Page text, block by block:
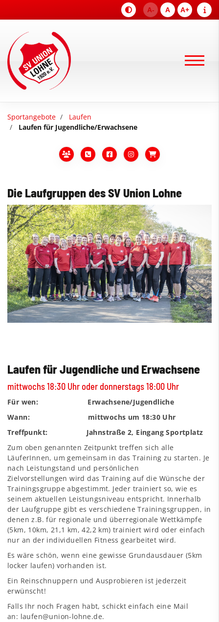
A- A A+
Sportangebote
Laufen
Laufen für Jugendliche/Erwachsene
Die Laufgruppen des SV Union Lohne
Laufen für Jugendliche und Erwachsene
mittwochs 18:30 Uhr oder donnerstags 18:00 Uhr
Für wen: Erwachsene/Jugendliche
Wann: mittwochs um 18:30 Uhr
Treffpunkt: Jahnstraße 2, Eingang Sportplatz
Zum oben genannten Zeitpunkt treffen sich alle
LäuferInnen, um gemeinsam in das Training zu starten. Je
nach Leistungstand und persönlichen
Zielvorstellungen wird das Training auf die Wünsche der
Trainingsgruppe abgestimmt. Jeder trainiert so, wie es
seinem aktuellen Leistungsniveau entspricht. Innerhalb
der Laufgruppe gibt es verschiedene Trainingsgruppen, in
denen z.B. für regionale und überregionale Wettkämpfe
(5km, 10km, 21,1 km, 42,2 km) trainiert wird oder einfach
nur an der individuellen Fitness gearbeitet wird.
Es wäre schön, wenn eine gewisse Grundausdauer (5km
locker laufen) vorhanden ist.
Ein Reinschnuppern und Ausprobieren ist jederzeit
erwünscht!
Falls Ihr noch Fragen habt, schickt einfach eine Mail
an: laufen@union-lohne.de.